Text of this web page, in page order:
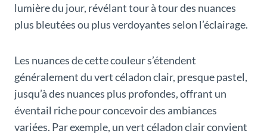
lumière du jour, révélant tour à tour des nuances
plus bleutées ou plus verdoyantes selon l’éclairage.
Les nuances de cette couleur s’étendent
généralement du vert céladon clair, presque pastel,
jusqu’à des nuances plus profondes, offrant un
éventail riche pour concevoir des ambiances
variées. Par exemple, un vert céladon clair convient